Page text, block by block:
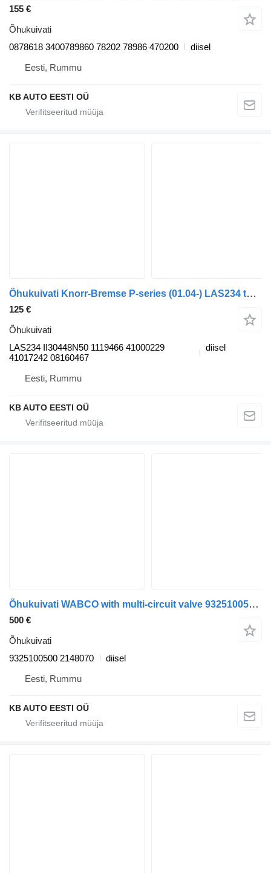
155 €
Õhukuivati
0878618 3400789860 78202 78986 470200
diisel
Eesti, Rummu
KB AUTO EESTI OÜ
Õhukuivati Knorr-Bremse P-series (01.04-) LAS234 tüübi jaoks veoauto Scania P,G,R,T-series (2004-2017)
125 €
Õhukuivati
LAS234 II30448N50 1119466 41000229
41017242 08160467
diisel
Eesti, Rummu
KB AUTO EESTI OÜ
Õhukuivati WABCO with multi-circuit valve 9325100500 tüübi jaoks veoauto Scania P,G,R,T-series (2004-2017)
500 €
Õhukuivati
9325100500 2148070
diisel
Eesti, Rummu
KB AUTO EESTI OÜ